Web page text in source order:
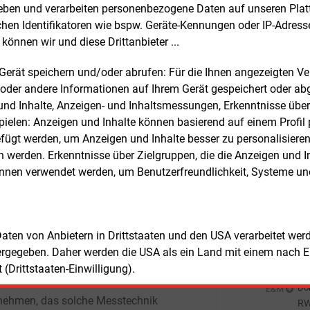
und verarbeiten personenbezogene Daten auf unseren
Identifikatoren wie bspw. Geräte-Kennungen oder IP-
wir und diese Drittanbieter ...
speichern und/oder abrufen: Für die Ihnen angezeigten
andere Informationen auf Ihrem Gerät gespeichert oder
Inhalte, Anzeigen- und Inhaltsmessungen, Erkenntnisse
Anzeigen und Inhalte können basierend auf einem Profil
werden, um Anzeigen und Inhalte besser zu
werden. Erkenntnisse über Zielgruppen, die die Anzeigen und
verwendet werden, um Benutzerfreundlichkeit, Systeme
von Anbietern in Drittstaaten und den USA verarbeitet
Daher werden die USA als ein Land mit einem nach
(Drittstaaten-Einwilligung).
über Messtechnik oder
erfolgen soll. Für beide Wege
Forum Netztechnik/Netzbetrieb beim
eher durch Messung als
Berechnung
von Frank Bauer von
ist eine Stationsmessung der
vor. Es sei gar nicht so kompliziert
relativ einfache Messtechnik
Mit rund 150
arbeite das
das solche Messtechnik
E&M
E&M
E&M
E&M
E&M